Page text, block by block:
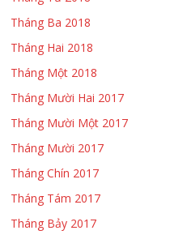
Tháng Ba 2018
Tháng Hai 2018
Tháng Một 2018
Tháng Mười Hai 2017
Tháng Mười Một 2017
Tháng Mười 2017
Tháng Chín 2017
Tháng Tám 2017
Tháng Bảy 2017